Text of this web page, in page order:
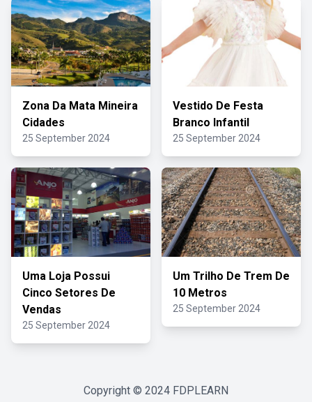
Zona Da Mata Mineira
Cidades
25 September 2024
Vestido De Festa
Branco Infantil
25 September 2024
Uma Loja Possui
Cinco Setores De
Vendas
25 September 2024
Um Trilho De Trem De
10 Metros
25 September 2024
Copyright © 2024 FDPLEARN